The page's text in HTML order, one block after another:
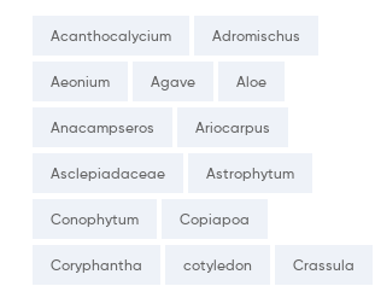
Acanthocalycium Adromischus
Aeonium Agave Aloe
Anacampseros Ariocarpus
Asclepiadaceae Astrophytum
Conophytum Copiapoa
Coryphantha cotyledon Crassula